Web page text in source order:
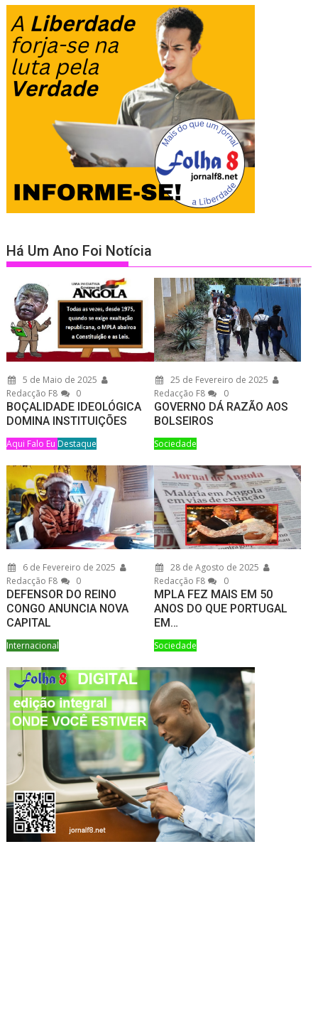
Há Um Ano Foi Notícia
5 de Maio de 2025
Redacção F8
0
BOÇALIDADE IDEOLÓGICA
DOMINA INSTITUIÇÕES
Aqui Falo Eu Destaque
25 de Fevereiro de 2025
Redacção F8
0
GOVERNO DÁ RAZÃO AOS
BOLSEIROS
Sociedade
6 de Fevereiro de 2025
Redacção F8
0
DEFENSOR DO REINO
CONGO ANUNCIA NOVA
CAPITAL
Internacional
28 de Agosto de 2025
Redacção F8
0
MPLA FEZ MAIS EM 50
ANOS DO QUE PORTUGAL
EM…
Sociedade